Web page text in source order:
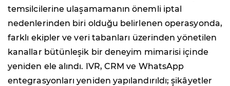
temsilcilerine ulaşamamanın önemli iptal
nedenlerinden biri olduğu belirlenen operasyonda,
farklı ekipler ve veri tabanları üzerinden yönetilen
kanallar bütünleşik bir deneyim mimarisi içinde
yeniden ele alındı. IVR, CRM ve WhatsApp
entegrasyonları yeniden yapılandırıldı; şikâyetler